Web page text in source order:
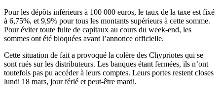
Pour les dépôts inférieurs à 100 000 euros, le taux de la taxe est fixé
à 6,75%, et 9,9% pour tous les montants supérieurs à cette somme.
Pour éviter toute fuite de capitaux au cours du week-end, les
sommes ont été bloquées avant l’annonce officielle.
Cette situation de fait a provoqué la colère des Chypriotes qui se
sont rués sur les distributeurs. Les banques étant fermées, ils n’ont
toutefois pas pu accéder à leurs comptes. Leurs portes restent closes
lundi 18 mars, jour férié et peut-être mardi.